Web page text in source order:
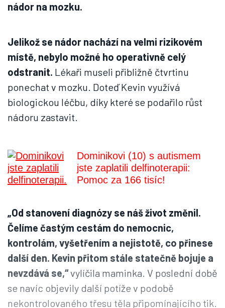
nádor na mozku.
Jelikož se nádor nachází na velmi rizikovém
místě, nebylo možné ho operativně celý
odstranit. Lékaři museli přibližně čtvrtinu
ponechat v mozku. Doteď Kevin využívá
biologickou léčbu, díky které se podařilo růst
nádoru zastavit.
Dominikovi (10) s autismem
jste zaplatili delfinoterapii:
Pomoc za 166 tisíc!
„Od stanovení diagnózy se náš život změnil.
Čelíme častým cestám do nemocnic,
kontrolám, vyšetřením a nejistotě, co přinese
další den. Kevin přitom stále statečně bojuje a
nevzdává se,“vylíčila maminka. V poslední době
se navíc objevily další potíže v podobě
nekontrolovaného třesu těla připomínajícího tik.